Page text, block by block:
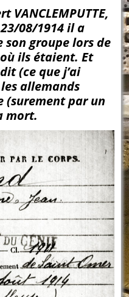
VANCLEMPUTTE,
08/1914 il a
son groupe lors de
ils étaient. Et
(ce que j’ai
allemands
(surement par un
mort.